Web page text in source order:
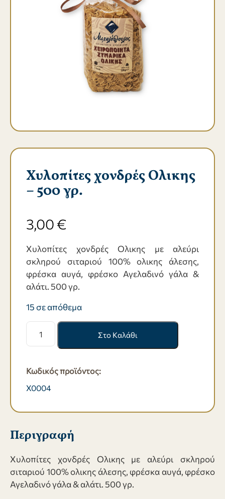
Χυλοπίτες χονδρές Ολικης
– 500 γρ.
3,00€
Χυλοπίτες χονδρές Ολικης με αλεύρι
σκληρού σιταριού 100% ολικης άλεσης,
φρέσκα αυγά, φρέσκο Αγελαδινό γάλα &
αλάτι. 500 γρ.
15 σε απόθεμα
Χυλοπίτες
χονδρές
500
γρ.
Στο Καλάθι
Κωδικός προϊόντος:
X0004
Περιγραφή
Χυλοπίτες χονδρές Ολικης με αλεύρι σκληρού
σιταριού 100% ολικης άλεσης, φρέσκα αυγά, φρέσκο
Αγελαδινό γάλα & αλάτι. 500 γρ.